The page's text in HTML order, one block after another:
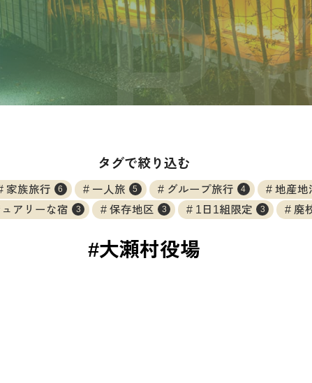
タグで絞り込む
家族旅行 6 一人旅 5 グループ旅行 4 地産地
アリーな宿 3 保存地区 3 1日1組限定 3 廃
#大瀬村役場